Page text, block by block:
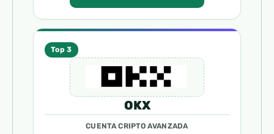
Top 3
OKX
CUENTA CRIPTO AVANZADA